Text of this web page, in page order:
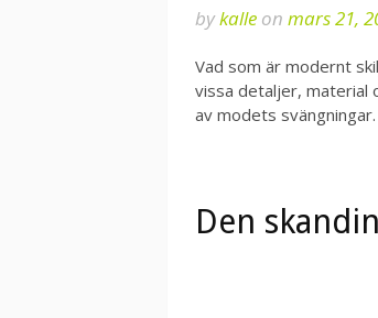
bykalle on mars 21,
Vad som är modernt
vissa detaljer, material
av modets
Den